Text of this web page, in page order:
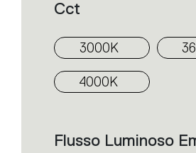
Flusso Luminoso
Cct
3000K
4000K